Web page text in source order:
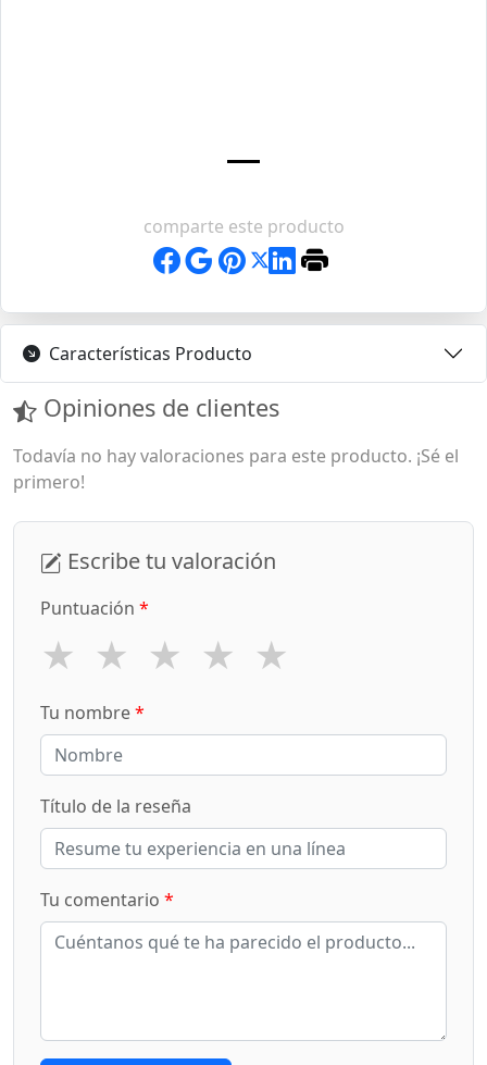
comparte este producto
Características Producto
Opiniones de clientes
Todavía no hay valoraciones para este producto. ¡Sé el
primero!
Escribe tu valoración
Puntuación *
★ ★ ★ ★ ★
Tu nombre*
Título de la reseña
Tu comentario *